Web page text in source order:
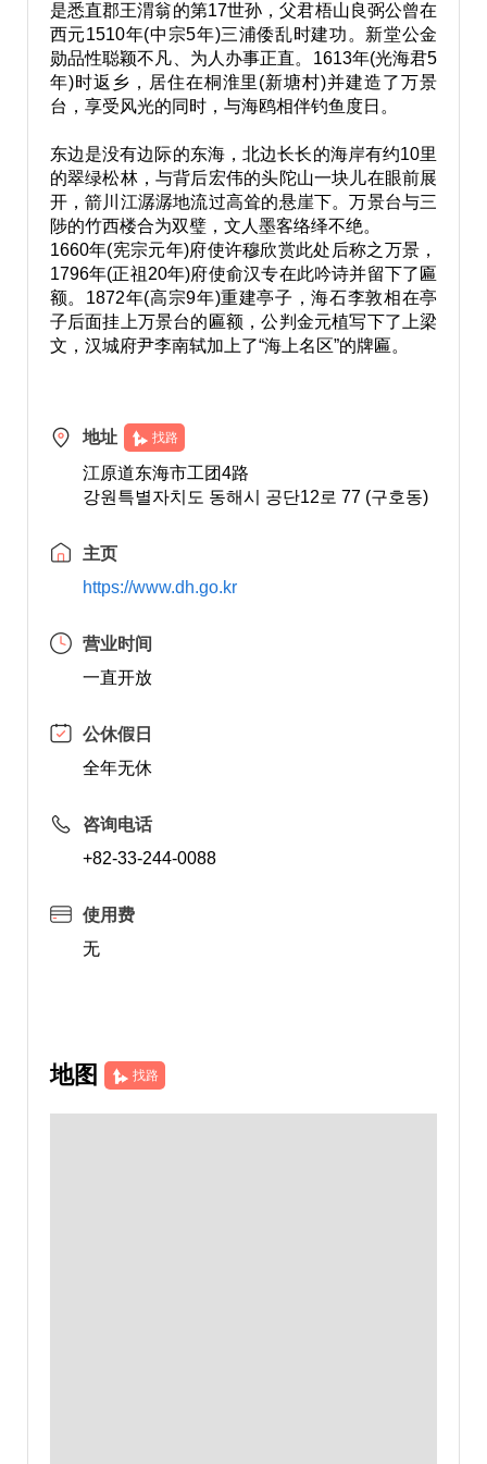
是悉直郡王渭翁的第17世孙，父君梧山良弼公曾在
西元1510年(中宗5年)三浦倭乱时建功。新堂公金
勋品性聪颖不凡、为人办事正直。1613年(光海君5
年)时返乡，居住在桐淮里(新塘村)并建造了万景
台，享受风光的同时，与海鸥相伴钓鱼度日。
东边是没有边际的东海，北边长长的海岸有约10里
的翠绿松林，与背后宏伟的头陀山一块儿在眼前展
开，箭川江潺潺地流过高耸的悬崖下。万景台与三
陟的竹西楼合为双璧，文人墨客络绎不绝。
1660年(宪宗元年)府使许穆欣赏此处后称之万景，
1796年(正祖20年)府使俞汉专在此吟诗并留下了匾
额。1872年(高宗9年)重建亭子，海石李敦相在亭
子后面挂上万景台的匾额，公判金元植写下了上梁
文，汉城府尹李南轼加上了“海上名区”的牌匾。
地址 找路
江原道东海市工团4路
강원특별자치도 동해시 공단12로 77 (구호동)
主页
https://www.dh.go.kr
营业时间
一直开放
公休假日
全年无休
咨询电话
+82-33-244-0088
使用费
无
地图 找路